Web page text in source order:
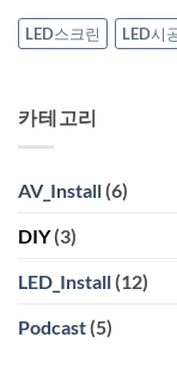
관
영
공
LED스크린 LED시
카테고리
AV_Install (6)
DIY(3)
LED_Install (12)
Podcast (5)